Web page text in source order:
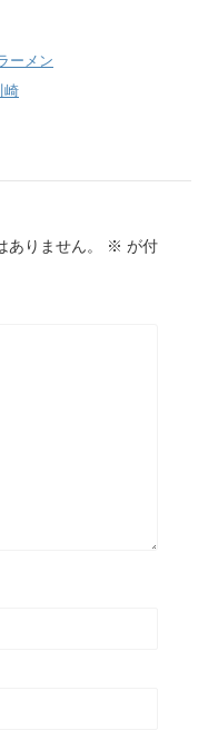
ーメン
崎
りません。 ※ が付